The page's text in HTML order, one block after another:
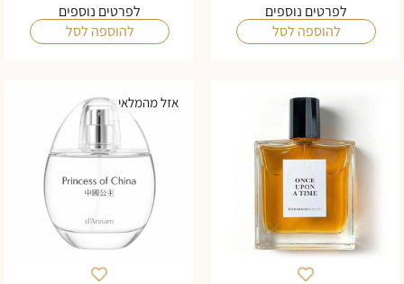
לפרטים נוספים
להוספה לסל
לפרטים נוספים
להוספה לסל
אזל מהמלאי